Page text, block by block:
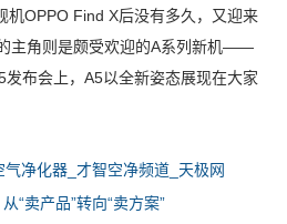
OPPO Find X后没有多久，又迎来
主角则是颇受欢迎的A系列新机——
发布会上，A5以全新姿态展现在大家
净化器_才智空净频道_天极网
“卖产品”转向“卖方案”